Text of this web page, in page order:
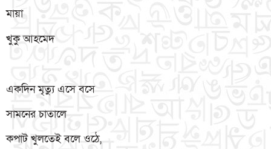
মায়া
খুকু আহমেদ
একদিন মৃত্যু এসে বসে
সামনের চাতালে
কপাট খুলতেই বলে ওঠে,